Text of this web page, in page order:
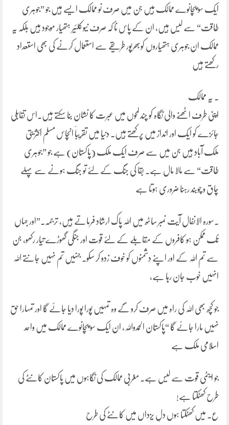
ایک سو پچانوے ممالک ہیں جن میں صرف نو ممالک ایسے ہیں جو ”جوہری
طاقت“ سے لیس ہیں، ان کے پاس نا کہ صرف نیوکلئیر ہتھیار موجود ہیں بلکہ یہ
ممالک ان جوہری ہتھیاروں کوبھرپور طریقے سے استعمال کرنے کی بھی استعداد
رکھتے ہیں
۔ یہ ممالک
اپنی طرف اٹھنے والی نگاہ کو چند لمحوں میں عبرت کا نشان بنا سکتے ہیں۔اس تقابلی
جائزے کو ایک اور انداز میں پرکھتے ہیں۔ دنیا میں تقریباََ انچاس مسلم اکثریتی
ملک آباد ہیں جن میں سے صرف ایک ملک (پاکستان) ہے جو ”جوہری
طاقت“ سے مالا مال ہے۔ بقا کی جنگ کے لئے تو جنگ ہونے سے پہلے
چاق و چوبند رہنا ضروری ہوتا ہے
۔سورہ الانفال آیت نمبر ساٹھ میں اللہ پاک ارشاد فرماتے ہیں، ترجمہ۔”اور جہاں
تک ممکن ہو کافروں کے مقابلے کے لئے قوت اور جنگی گھوڑے تیار رکھو، جن
سے تم اللہ کے اور اپنے دشمنوں کو خوف زدو کر سکو۔ جنہیں تم نہیں جانتے اللہ
انہیں خوب جان رہا ہے،
جو کچھ بھی اللہ کی راہ میں صرف کرو گے وہ تمہیں پورا پورا دیا جائے گا اور تمہارا حق
نہیں مارا جائے گا “پاکستان الحمدواللہ، ان ایک سو پچانوے ممالک میں واحد
اسلامی ملک ہے
جو ایٹمی قوت سے لیس ہے۔ مغربی ممالک کی نگاہوں میں پاکستان کانٹے کی
طرح کھٹکتا ہے!
ع۔ میں کھٹکتا ہوں دلِ یزداں میں کانٹے کی طرح